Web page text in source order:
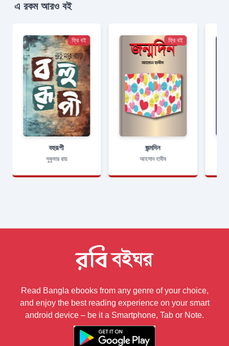
এ রকম আরও বই
ফ্রি বই
বহুরূপী
সুকুমার রায়
ফ্রি বই
জন্মদিন
আহসান হাবীব
Read Bangla ebooks from any genre of your choice,
and enjoy the best reading experience on your smart
android device – be it a Smartphone, Tab or Note.